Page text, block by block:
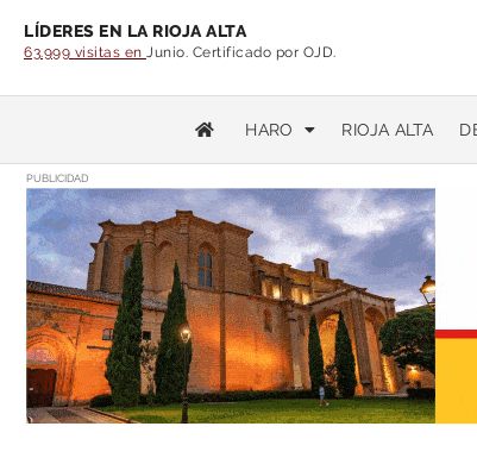
LÍDERES EN LA RIOJA ALTA
63.999 visitas en Junio. Certificado por OJD.
HARO RIOJA ALTA
PUBLICIDAD